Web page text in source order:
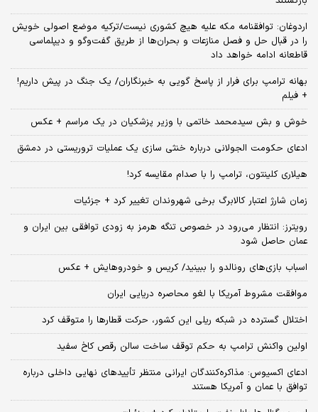
اردوغان: توافقنامه مکه علیه هیچ کشوری نیست/ترکیه موضع اصولی خویش
را در قبال حل و فصل منازعات و بحران‌ها از طریق گفت‌وگو و دیپلماسی
قاطعانه ادامه خواهد داد
بهانه ترامپ برای فرار از پاسخ گویی به خبرنگاران/ یک جنگ در پیش داریم!
+ فیلم
خوش و بش سیدمحمد خاتمی با وزیر پزشکیان در یک مراسم + عکس
ادعای حکومت الجولانی درباره خنثی سازی یک عملیات تروریستی در دمشق
هیلاری کلینتون، ترامپ را با صدام مقایسه کرد!
زمان شارژ اعتبار کالابرگ برخی شهروندان تغییر کرد + جزئیات
رویترز: انتظار می‌رود در خصوص تنگه هرمز به زودی توافقی بین ایران و
عمان حاصل شود
اسباب‌ بازی‌های رونالدو را ببینید/ کریس و خودروهایش + عکس
موافقت مشروط آمریکا با لغو محاصره دریایی ایران
اختلال گسترده در شبکه ریلی این کشور، حرکت قطارها را متوقف کرد
اولین واکنش ترامپ به حکم توقف ساخت سالن رقص کاخ سفید
ادعای اکسیوس: مذاکره‌کنندگان ایرانی منتظر تأییدهای نهایی داخلی درباره
توافق با عمان و آمریکا هستند